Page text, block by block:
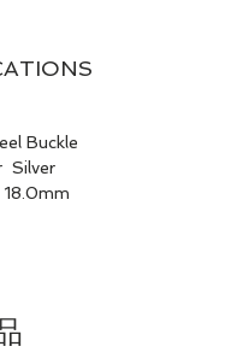
Buckle
Silver